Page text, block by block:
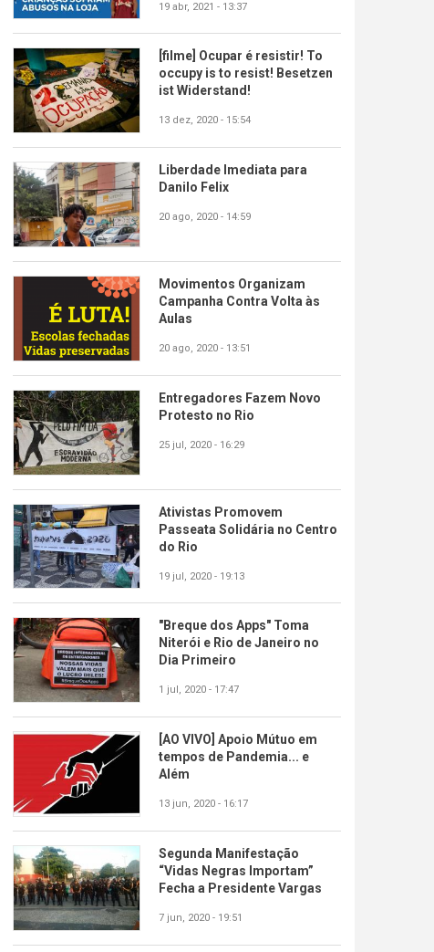
19 abr, 2021 - 13:37
[filme] Ocupar é resistir! To
occupy is to resist! Besetzen
ist Widerstand!
13 dez, 2020 - 15:54
Liberdade Imediata para
Danilo Felix
20 ago, 2020 - 14:59
Movimentos Organizam
Campanha Contra Volta às
Aulas
20 ago, 2020 - 13:51
Entregadores Fazem Novo
Protesto no Rio
25 jul, 2020 - 16:29
Ativistas Promovem
Passeata Solidária no Centro
do Rio
19 jul, 2020 - 19:13
"Breque dos Apps" Toma
Niterói e Rio de Janeiro no
Dia Primeiro
1 jul, 2020 - 17:47
[AO VIVO] Apoio Mútuo em
tempos de Pandemia... e
Além
13 jun, 2020 - 16:17
Segunda Manifestação
“Vidas Negras Importam”
Fecha a Presidente Vargas
7 jun, 2020 - 19:51